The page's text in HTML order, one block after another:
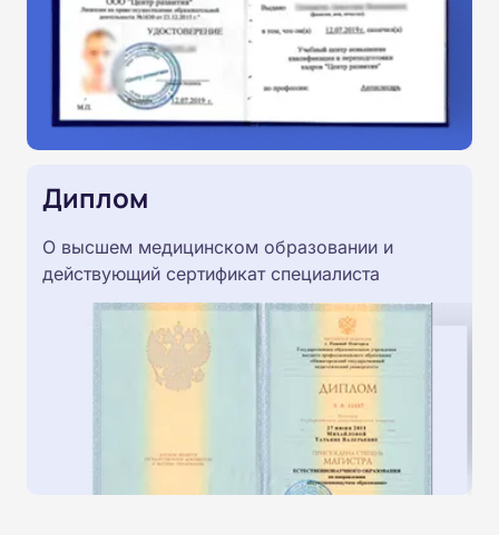
Диплом
О высшем медицинском образовании и
действующий сертификат специалиста